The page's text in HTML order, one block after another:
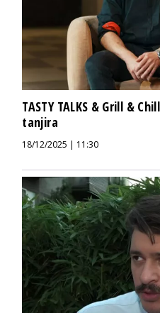
TASTY TALKS & Grill &
tanjira
18/12/2025 | 11:30